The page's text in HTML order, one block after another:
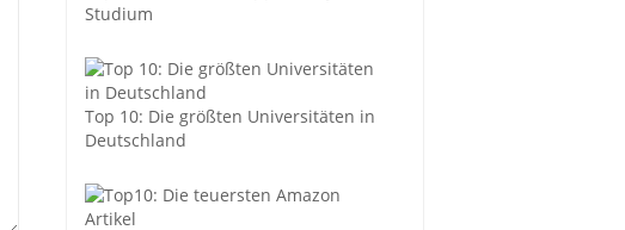
Studium
Top 10: Die größten Universitäten in
Deutschland